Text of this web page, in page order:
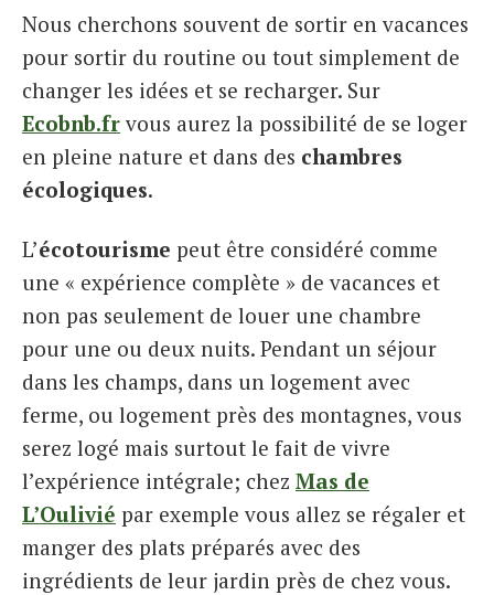
Nous cherchons souvent de sortir en vacances
pour sortir du routine ou tout simplement de
changer les idées et se recharger. Sur
Ecobnb.fr vous aurez la possibilité de se loger
en pleine nature et dans des chambres
écologiques.
L’écotourisme peut être considéré comme
une « expérience complète » de vacances et
non pas seulement de louer une chambre
pour une ou deux nuits. Pendant un séjour
dans les champs, dans un logement avec
ferme, ou logement près des montagnes, vous
serez logé mais surtout le fait de vivre
l’expérience intégrale; chez Mas de
L’Oulivié par exemple vous allez se régaler et
manger des plats préparés avec des
ingrédients de leur jardin près de chez vous.